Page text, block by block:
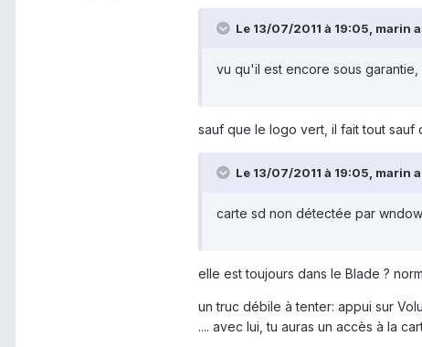
Le 13/07/2011 à 19:05, marin
vu qu'il est encore sous
sauf que le logo vert, il fait tout sauf
Le 13/07/2011 à 19:05, marin
carte sd non détectée par
elle est toujours dans le Blade ?
un truc débile à tenter: appui sur
.... avec lui, tu auras un accès à la